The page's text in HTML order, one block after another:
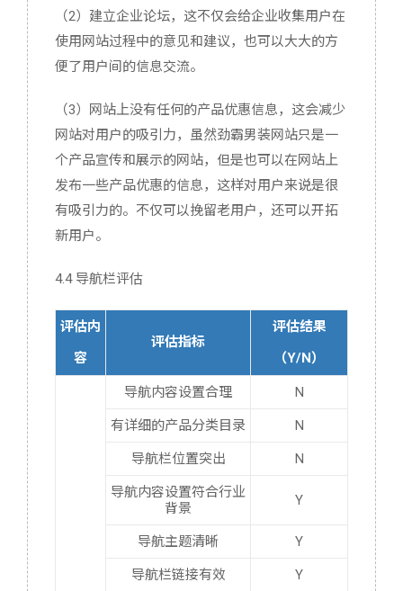
（2）建立企业论坛，这不仅会给企业收集用户在
使用网站过程中的意见和建议，也可以大大的方
便了用户间的信息交流。
（3）网站上没有任何的产品优惠信息，这会减少
网站对用户的吸引力，虽然劲霸男装网站只是一
个产品宣传和展示的网站，但是也可以在网站上
发布一些产品优惠的信息，这样对用户来说是很
有吸引力的。不仅可以挽留老用户，还可以开拓
新用户。
4.4 导航栏评估
评估内
容
评估指标
评估结果
（Y/N）
导航内容设置合理 N
有详细的产品分类目录 N
导航栏位置突出 N
导航内容设置符合行业
背景
Y
导航主题清晰 Y
导航栏链接有效 Y